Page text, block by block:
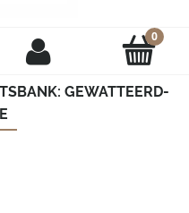
GEWATTEERD-